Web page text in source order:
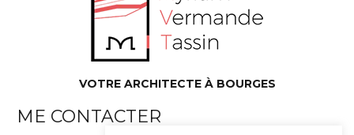
VOTRE ARCHITECTE À BOURGES
ME CONTACTER